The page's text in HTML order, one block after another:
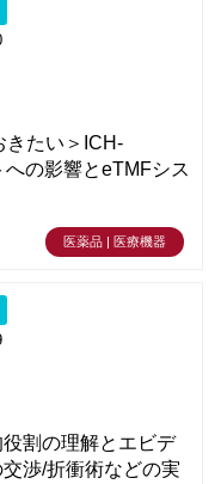
きたい＞ICH-
の影響とeTMFシス
医薬品 | 医療機器
割の理解とエビデ
渉/折衝術などの実